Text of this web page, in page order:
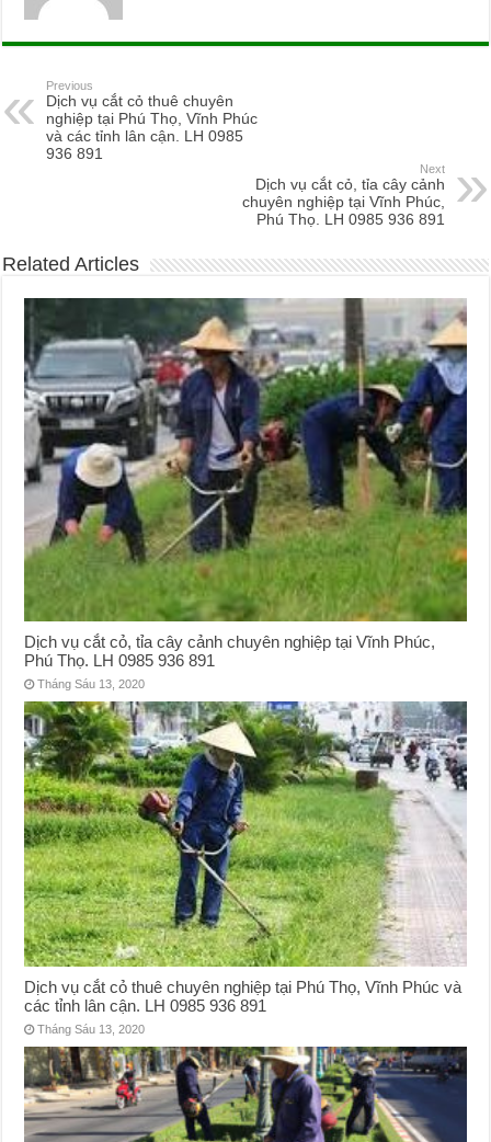
Previous
Dịch vụ cắt cỏ thuê chuyên
nghiệp tại Phú Thọ, Vĩnh Phúc
và các tỉnh lân cận. LH 0985
936 891
Next
Dịch vụ cắt cỏ, tỉa cây cảnh
chuyên nghiệp tại Vĩnh Phúc,
Phú Thọ. LH 0985 936 891
Related Articles
Dịch vụ cắt cỏ, tỉa cây cảnh chuyên nghiệp tại Vĩnh Phúc,
Phú Thọ. LH 0985 936 891
Tháng Sáu 13, 2020
Dịch vụ cắt cỏ thuê chuyên nghiệp tại Phú Thọ, Vĩnh Phúc và
các tỉnh lân cận. LH 0985 936 891
Tháng Sáu 13, 2020